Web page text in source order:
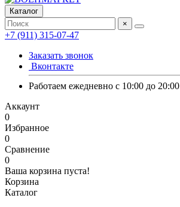
Каталог
×
+7 (911) 315-07-47
Заказать звонок
Вконтакте
Работаем ежедневно с 10:00 до 20:00
Аккаунт
0
Избранное
0
Сравнение
0
Ваша корзина пуста!
Корзина
Каталог